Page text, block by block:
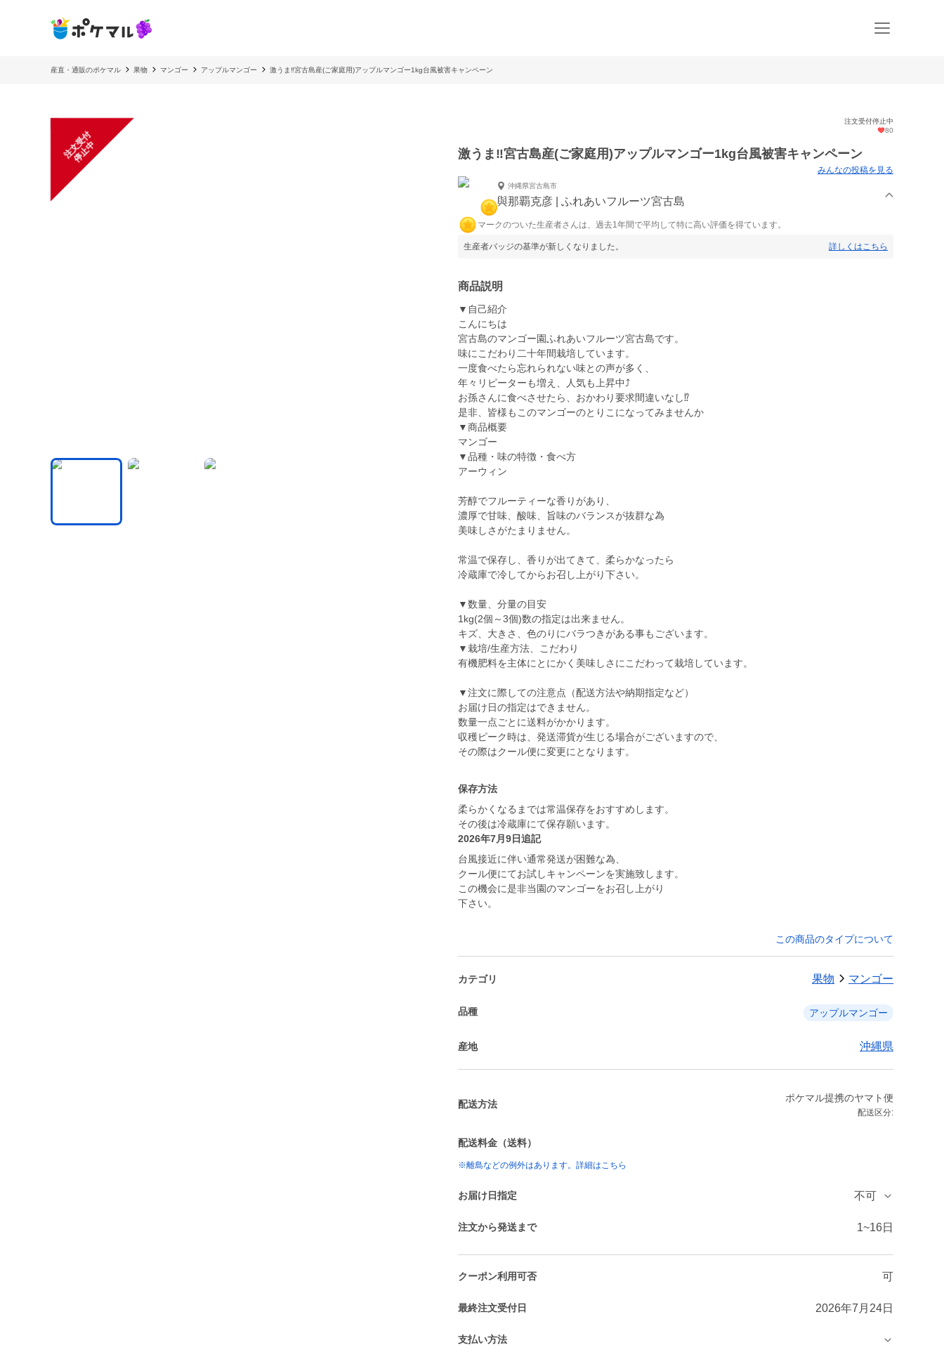
産直・通販のポケマル 果物 マンゴー アップルマンゴー 激うま‼️宮古島産(ご家庭用)アップルマンゴー1kg台風被害キャンペーン
注
文
受
付
停
止
中
注文受付停止中
80
激うま‼️宮古島産(ご家庭用)アップルマンゴー1kg台風被害キャンペーン
みんなの投稿を見る
沖縄県宮古島市
與那覇克彦 | ふれあいフルーツ宮古島
マークのついた生産者さんは、過去1年間で平均して特に高い評価を得ています。
生産者バッジの基準が新しくなりました。 詳しくはこちら
商品説明
▼自己紹介
こんにちは
宮古島のマンゴー園ふれあいフルーツ宮古島です。
味にこだわり二十年間栽培しています。
一度食べたら忘れられない味との声が多く、
年々リピーターも増え、人気も上昇中⤴️
お孫さんに食べさせたら、おかわり要求間違いなし⁉️
是非、皆様もこのマンゴーのとりこになってみませんか
▼商品概要
マンゴー
▼品種・味の特徴・食べ方
アーウィン
芳醇でフルーティーな香りがあり、
濃厚で甘味、酸味、旨味のバランスが抜群な為
美味しさがたまりません。
常温で保存し、香りが出てきて、柔らかなったら
冷蔵庫で冷してからお召し上がり下さい。
▼数量、分量の目安
1kg(2個～3個)数の指定は出来ません。
キズ、大きさ、色のりにバラつきがある事もございます。
▼栽培/生産方法、こだわり
有機肥料を主体にとにかく美味しさにこだわって栽培しています。
▼注文に際しての注意点（配送方法や納期指定など）
お届け日の指定はできません。
数量一点ごとに送料がかかります。
収穫ピーク時は、発送滞貨が生じる場合がございますので、
その際はクール便に変更にとなります。
保存方法
柔らかくなるまでは常温保存をおすすめします。
2026年7月9日追記
台風接近に伴い通常発送が困難な為、
クール便にてお試しキャンペーンを実施致します。
この機会に是非当園のマンゴーをお召し上がり
下さい。
この商品のタイプについて
カテゴリ 果物 マンゴー
品種 アップルマンゴー
産地 沖縄県
配送方法
ポケマル提携のヤマト便
配送区分:
配送料金（送料）
※離島などの例外はあります。詳細はこちら
お届け日指定 不可
注文から発送まで 1~16日
クーポン利用可否 可
最終注文受付日 2026年7月24日
支払い方法